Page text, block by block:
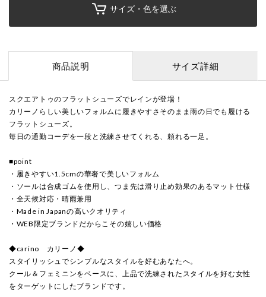
サイズ・色を選ぶ
商品説明 サイズ詳細
スクエアトゥのフラットシューズでレインが登場！
カリーノらしい美しいフォルムに履きやすさそのまま雨の日でも履ける
フラットシューズ。
毎日の通勤コーデを一段と洗練させてくれる、頼れる一足。
■point
・履きやすい1.5cmの華奢で美しいフォルム
・ソールは合成ゴムを使用し、つま先は滑り止め効果のあるマット仕様
・全天候対応・晴雨兼用
・Made in Japanの高いクオリティ
・WEB限定ブランドだからこその嬉しい価格
◆carino カリーノ◆
スタイリッシュでシンプルなスタイルを好むあなたへ。
クール＆フェミニンをベースに、上品で洗練されたスタイルを好む女性
をターゲットにしたブランドです。